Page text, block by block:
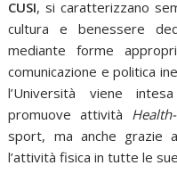
CUSI, si caratterizzano
cultura e benessere
mediante forme
comunicazione e politica
l’Università viene
promuove attività
sport, ma anche grazie
l’attività fisica in tutte le